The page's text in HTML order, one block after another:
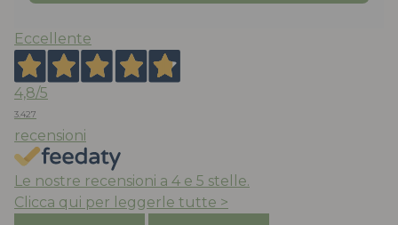
Eccellente
4,8/5
3.427
recensioni
Le nostre recensioni a 4 e 5 stelle.
Clicca qui per leggerle tutte >